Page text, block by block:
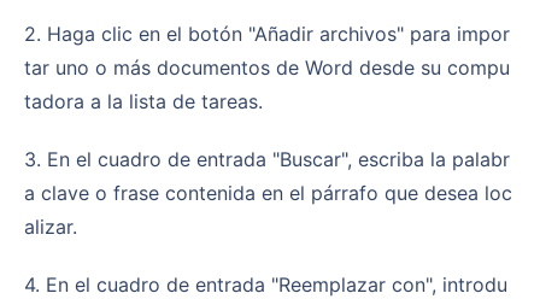
2. Haga clic en el botón "Añadir archivos" para impor
tar uno o más documentos de Word desde su compu
tadora a la lista de tareas.
3. En el cuadro de entrada "Buscar", escriba la palabr
a clave o frase contenida en el párrafo que desea loc
alizar.
4. En el cuadro de entrada "Reemplazar con", introdu